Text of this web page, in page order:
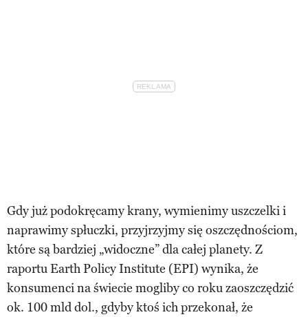
Gdy już podokręcamy krany, wymienimy uszczelki i
naprawimy spłuczki, przyjrzyjmy się oszczędnościom,
które są bardziej „widoczne” dla całej planety. Z
raportu Earth Policy Institute (EPI) wynika, że
konsumenci na świecie mogliby co roku zaoszczędzić
ok. 100 mld dol., gdyby ktoś ich przekonał, że